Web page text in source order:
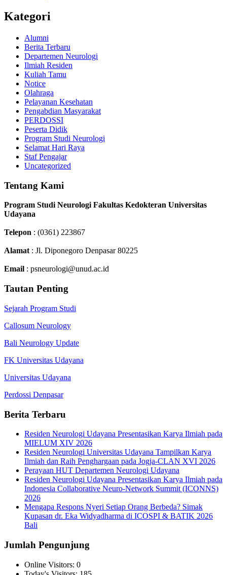
Kategori
Alumni
Berita Terbaru
Departemen Neurologi
Ilmiah Residen
Kuliah Tamu
Notice
Olahraga
Pelayanan Kesehatan
Pengabdian Masyarakat
PERDOSSI
Peserta Didik
Program Studi Neurologi
Selamat Hari Raya
Staf Pengajar
Uncategorized
Tentang Kami
Program Studi Neurologi Fakultas Kedokteran Universitas
Udayana
Telepon : (0361) 223867
Alamat : Jl. Diponegoro Denpasar 80225
Email : psneurologi@unud.ac.id
Tautan Penting
Sejarah Program Studi
Callosum Neurology
Bali Neurology Update
FK Universitas Udayana
Universitas Udayana
Perdossi Denpasar
Berita Terbaru
Residen Neurologi Udayana Presentasikan Karya Ilmiah pada
MIELUM XIV 2026
Residen Neurologi Universitas Udayana Tampilkan Karya
Ilmiah dan Raih Penghargaan pada Jogja-CLAN XVI 2026
Perayaan HUT Departemen Neurologi Udayana
Residen Neurologi Udayana Presentasikan Karya Ilmiah pada
Indonesia Collaborative Neuro-Network Summit (ICONNS)
2026
Mengapa Respons Nyeri Setiap Orang Berbeda? Simak
Kupasan dr. Eka Widyadharma di ICOSPI & BATIK 2026
Bali
Jumlah Pengunjung
Online Visitors: 0